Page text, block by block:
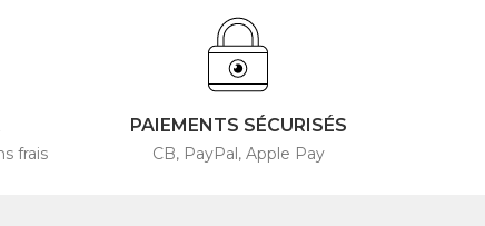
frais
PAIEMENTS SÉCURISÉS
CB, PayPal, Apple Pay